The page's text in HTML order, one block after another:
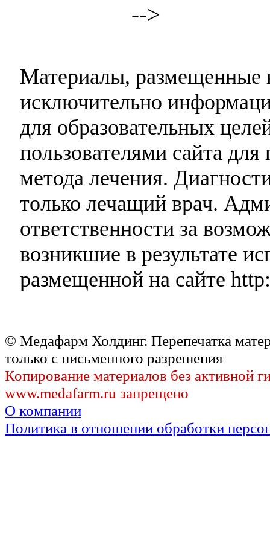
-->
Материалы, размещенные
исключительно
для образовательных
пользователями сайта
метода лечения.
только лечащий врач.
ответственности за
возникшие в результате
размещенной на сайте
© Медафарм Холдинг. Перепечатка
только с письменного разрешения
Копирование материалов без активной
www.medafarm.ru запрещено
О компании
Политика в отношении обработки